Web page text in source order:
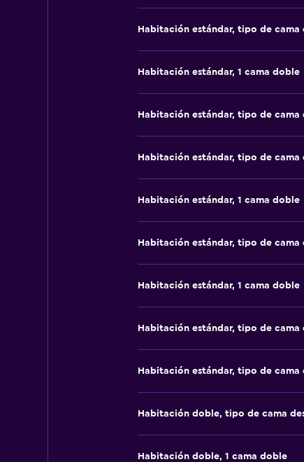
Habitación estándar, tipo de cama
Habitación estándar, 1 cama doble
Habitación estándar, tipo de cama
Habitación estándar, tipo de cama
Habitación estándar, 1 cama doble
Habitación estándar, tipo de cama
Habitación estándar, 1 cama doble
Habitación estándar, tipo de cama
Habitación estándar, tipo de cama
Habitación doble, tipo de cama
Habitación doble, 1 cama doble